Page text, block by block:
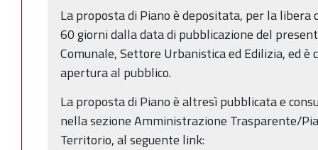
La proposta di Piano è depositata, per la libera
60 giorni dalla data di pubblicazione del
Comunale, Settore Urbanistica ed Edilizia, ed
apertura al pubblico.
La proposta di Piano è altresì pubblicata e
nella sezione Amministrazione Trasparente/
Territorio, al seguente link: